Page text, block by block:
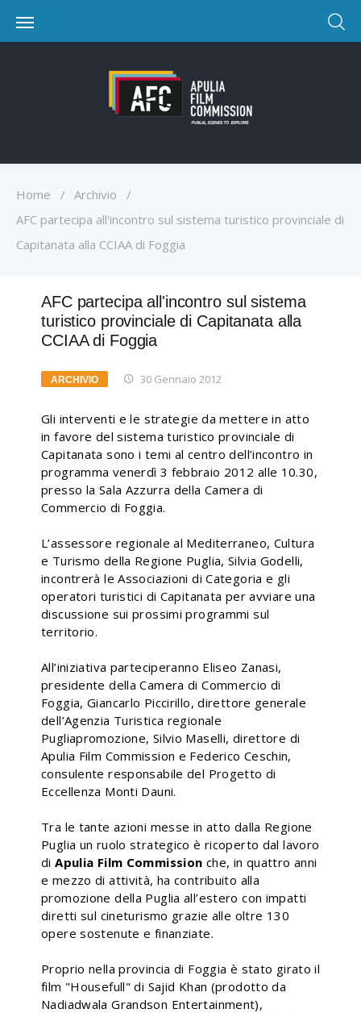
Home / Archivio
/
AFC partecipa all'incontro sul sistema turistico provinciale di
Capitanata alla CCIAA di Foggia
AFC partecipa all'incontro sul sistema
turistico provinciale di Capitanata alla
CCIAA di Foggia
ARCHIVIO 30 Gennaio 2012
Gli interventi e le strategie da mettere in atto
in favore del sistema turistico provinciale di
Capitanata sono i temi al centro dell’incontro in
programma venerdì 3 febbraio 2012 alle 10.30,
presso la Sala Azzurra della Camera di
Commercio di Foggia.
L’assessore regionale al Mediterraneo, Cultura
e Turismo della Regione Puglia, Silvia Godelli,
incontrerà le Associazioni di Categoria e gli
operatori turistici di Capitanata per avviare una
discussione sui prossimi programmi sul
territorio.
All’iniziativa parteciperanno Eliseo Zanasi,
presidente della Camera di Commercio di
Foggia, Giancarlo Piccirillo, direttore generale
dell’Agenzia Turistica regionale
Pugliapromozione, Silvio Maselli, direttore di
Apulia Film Commission e Federico Ceschin,
consulente responsabile del Progetto di
Eccellenza Monti Dauni.
Tra le tante azioni messe in atto dalla Regione
Puglia un ruolo strategico è ricoperto dal lavoro
diApulia Film Commission che, in quattro anni
e mezzo di attività, ha contribuito alla
promozione della Puglia all’estero con impatti
diretti sul cineturismo grazie alle oltre 130
opere sostenute e finanziate.
Proprio nella provincia di Foggia è stato girato il
film "Housefull" di Sajid Khan (prodotto da
Nadiadwala Grandson Entertainment),